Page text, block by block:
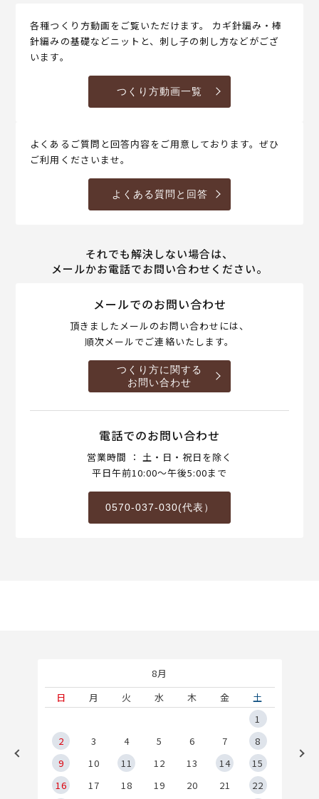
各種つくり方動画をご覧いただけます。 カギ針編み・棒
針編みの基礎などニットと、刺し子の刺し方などがござ
います。
つくり方動画一覧
よくあるご質問と回答内容をご用意しております。ぜひ
ご利用くださいませ。
よくある質問と回答
それでも解決しない場合は、
メールかお電話でお問い合わせください。
メールでのお問い合わせ
頂きましたメールのお問い合わせには、
順次メールでご連絡いたします。
つくり方に関する
お問い合わせ
電話でのお問い合わせ
営業時間 ： 土・日・祝日を除く
平日午前10:00～午後5:00まで
0570-037-030(代表）
8月
日
月 火 水 木 金
土
1
2
3 4 5 6 7
8
9
10 11 12 13 14
15
16
17 18 19 20 21
22